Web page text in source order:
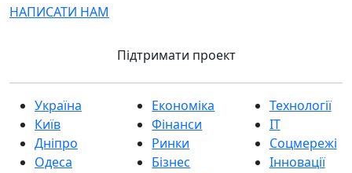
НАПИСАТИ НАМ
Підтримати проект
Україна
Київ
Дніпро
Одеса
Економіка
Фінанси
Ринки
Бізнес
Технології
IT
Соцмережі
Інновації